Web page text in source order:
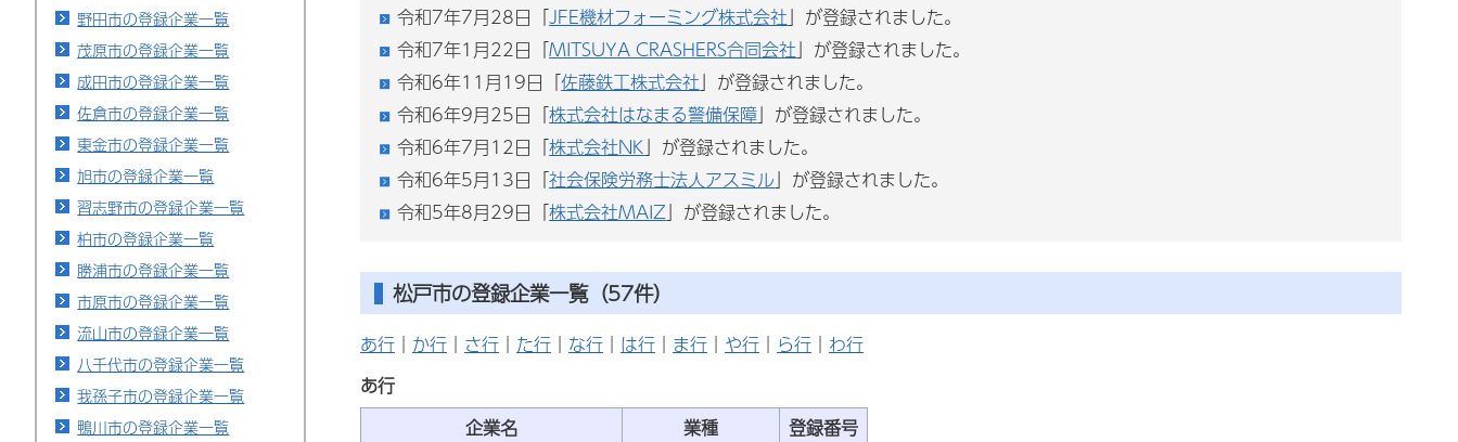
野田市の登録企業一覧
茂原市の登録企業一覧
成田市の登録企業一覧
佐倉市の登録企業一覧
東金市の登録企業一覧
旭市の登録企業一覧
習志野市の登録企業一覧
柏市の登録企業一覧
勝浦市の登録企業一覧
市原市の登録企業一覧
流山市の登録企業一覧
八千代市の登録企業一覧
我孫子市の登録企業一覧
鴨川市の登録企業一覧
令和7年7月28日「JFE機材フォーミング株式会社」が登録されました。
令和7年1月22日「MITSUYA CRASHERS合同会社」が登録されました。
令和6年11月19日「佐藤鉄工株式会社」が登録されました。
令和6年9月25日「株式会社はなまる警備保障」が登録されました。
令和6年7月12日「株式会社NK」が登録されました。
令和6年5月13日「社会保険労務士法人アスミル」が登録されました。
令和5年8月29日「株式会社MAIZ」が登録されました。
松戸市の登録企業一覧（57件）
あ行 ｜ か行 ｜ さ行 ｜ た行 ｜ な行 ｜ は行 ｜ ま行 ｜ や行 ｜ ら行 ｜ わ行
あ行
企業名
業種
登録番号